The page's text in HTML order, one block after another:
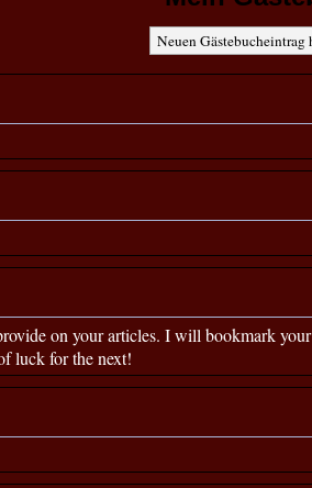
Neuen Gästebucheintrag
on your articles. I will bookmark
luck for the next!